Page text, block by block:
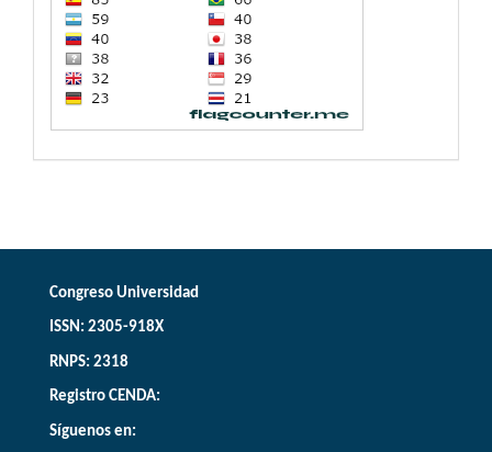
Congreso Universidad
ISSN: 2305-918X
RNPS: 2318
Registro CENDA:
Síguenos en: